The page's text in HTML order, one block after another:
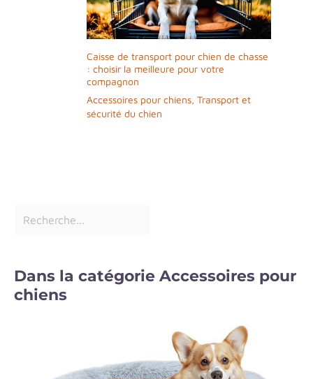
Caisse de transport pour chien de chasse
: choisir la meilleure pour votre
compagnon
Accessoires pour chiens, Transport et
sécurité du chien
Dans la catégorie Accessoires pour
chiens